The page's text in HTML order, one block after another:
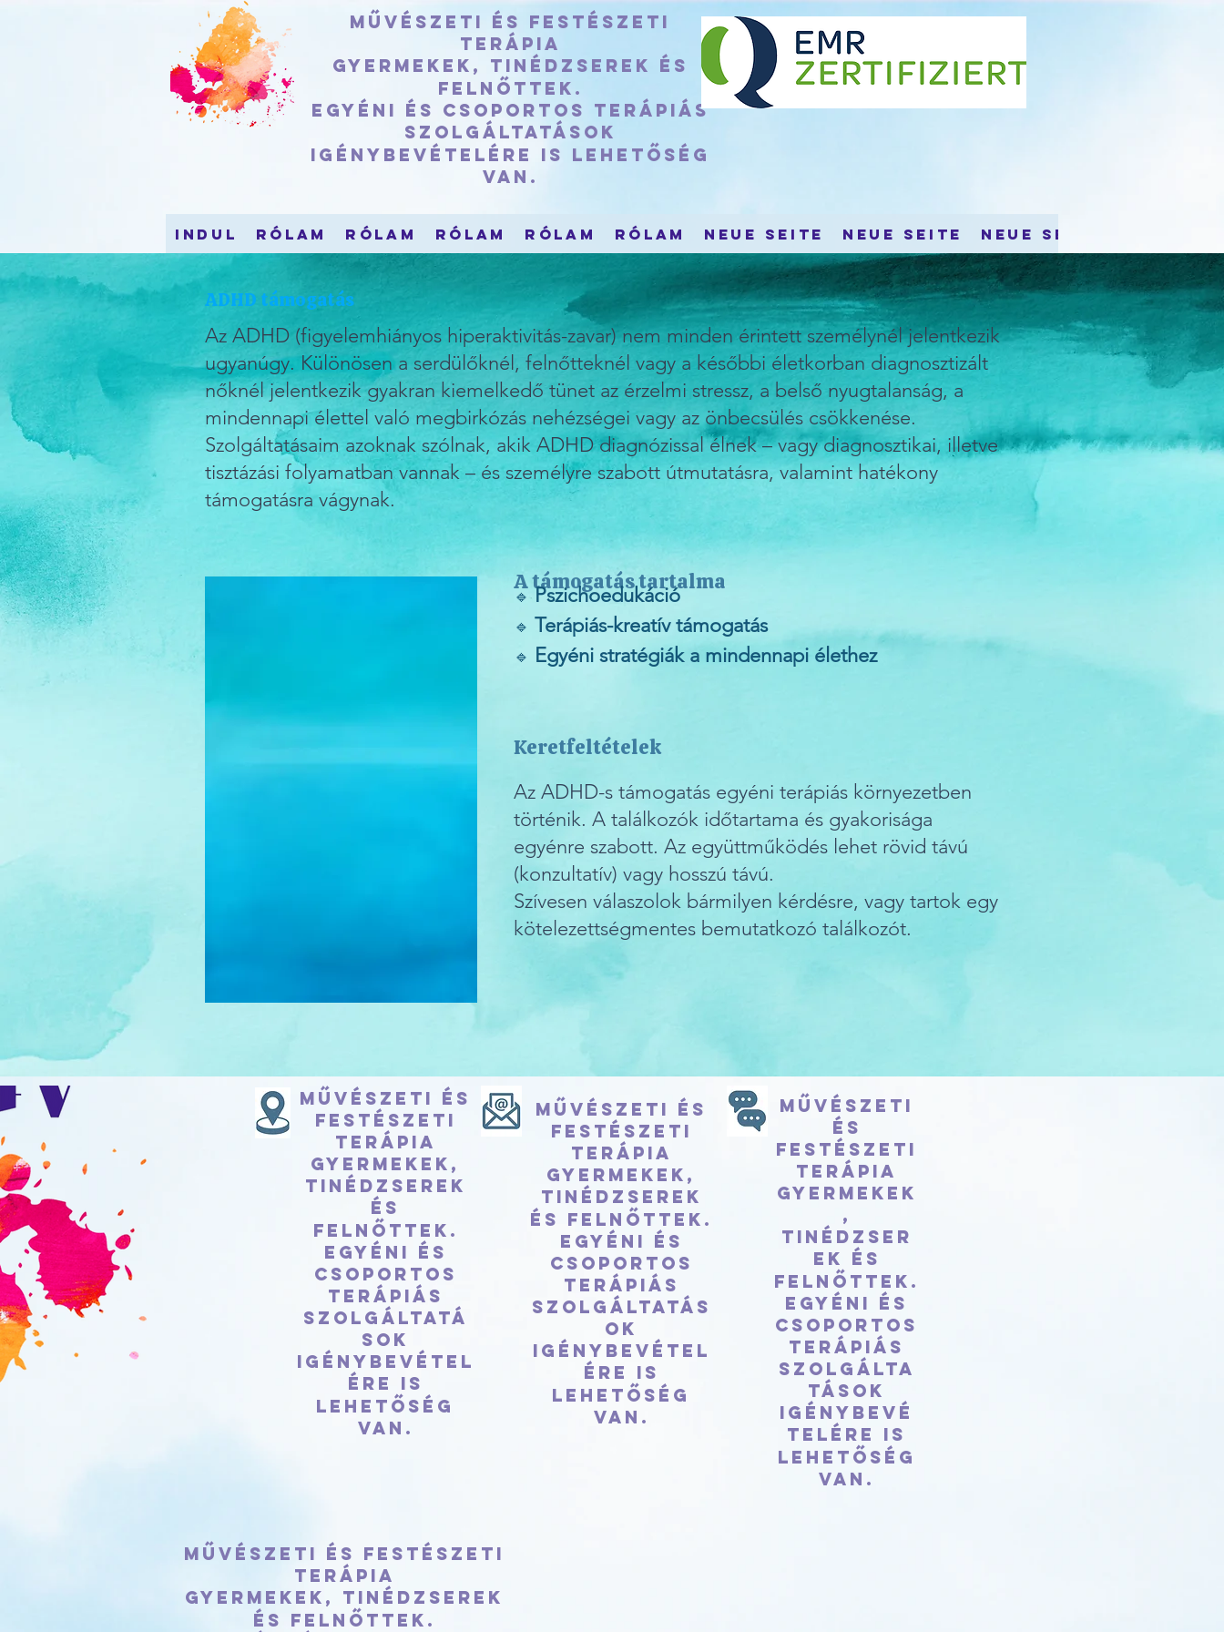
Művészeti és festészeti
terápia
Gyermekek, tinédzserek és
felnőttek.
Egyéni és csoportos terápiás
szolgáltatások
igénybevételére is lehetőség
van.
indul Rólam Rólam Rólam Rólam Rólam Neue Seite Neue Seite Neue Seite
ADHD támogatás
Az ADHD (figyelemhiányos hiperaktivitás-zavar) nem minden érintett személynél jelentkezik
ugyanúgy. Különösen a serdülőknél, felnőtteknél vagy a későbbi életkorban diagnosztizált
nőknél jelentkezik gyakran kiemelkedő tünet az érzelmi stressz, a belső nyugtalanság, a
mindennapi élettel való megbirkózás nehézségei vagy az önbecsülés csökkenése.
Szolgáltatásaim azoknak szólnak, akik ADHD diagnózissal élnek – vagy diagnosztikai, illetve
tisztázási folyamatban vannak – és személyre szabott útmutatásra, valamint hatékony
támogatásra vágynak.
A támogatás tartalma
🔹Pszichoedukáció
🔹 Terápiás-kreatív támogatás
🔹 Egyéni stratégiák a mindennapi élethez
Keretfeltételek
Az ADHD-s támogatás egyéni terápiás környezetben
történik. A találkozók időtartama és gyakorisága
egyénre szabott. Az együttműködés lehet rövid távú
(konzultatív) vagy hosszú távú.
Szívesen válaszolok bármilyen kérdésre, vagy tartok egy
kötelezettségmentes bemutatkozó találkozót.
Művészeti és
festészeti
terápia
Gyermekek,
tinédzserek
és
felnőttek.
Egyéni és
csoportos
terápiás
szolgáltatá
sok
igénybevétel
ére is
lehetőség
van.
Művészeti és
festészeti
terápia
Gyermekek,
tinédzserek
és felnőttek.
Egyéni és
csoportos
terápiás
szolgáltatás
ok
igénybevétel
ére is
lehetőség
van.
Művészeti
és
festészeti
terápia
Gyermekek
,
tinédzser
ek és
felnőttek.
Egyéni és
csoportos
terápiás
szolgálta
tások
igénybevé
telére is
lehetőség
van.
Művészeti és festészeti
terápia
Gyermekek, tinédzserek
és felnőttek.